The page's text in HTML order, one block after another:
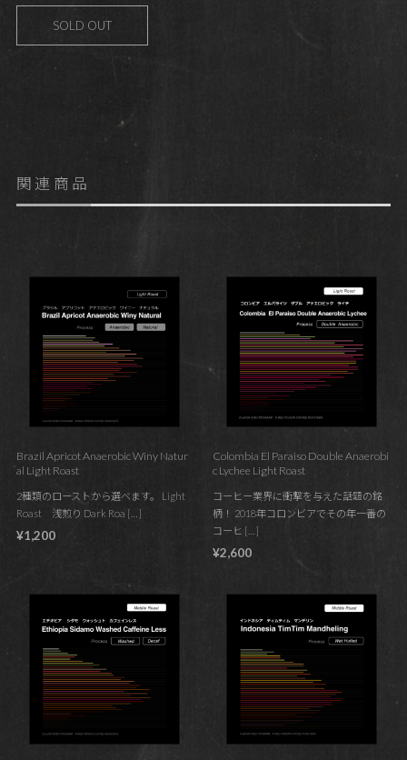
SOLD OUT
関連商品
Brazil Apricot Anaerobic Winy Natur
al Light Roast
2種類のローストから選べます。 Light
Roast 浅煎り Dark Roa […]
¥1,200
Colombia El Paraiso Double Anaerobi
c Lychee Light Roast
コーヒー業界に衝撃を与えた話題の銘
柄！ 2018年コロンビアでその年一番の
コーヒ […]
¥2,600